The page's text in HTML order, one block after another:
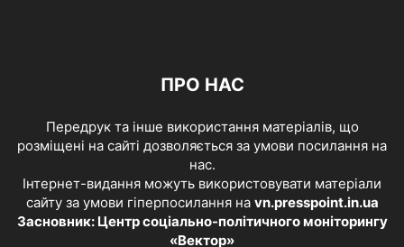
ПРО НАС
Передрук та інше використання матеріалів, що
розміщені на сайті дозволяється за умови посилання на
нас.
Інтернет-видання можуть використовувати матеріали
сайту за умови гіперпосилання на vn.presspoint.in.ua
Засновник: Центр соціально-політичного моніторингу
«Вектор»